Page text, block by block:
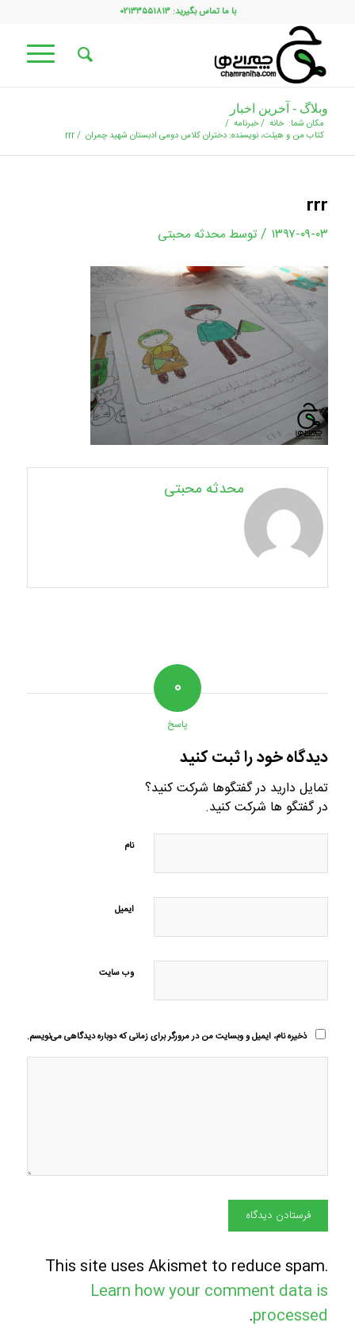
با ما تماس بگیرید: ۰۲۱۳۳۵۵۱۸۱۳
وبلاگ - آخرین اخبار
مکان شما: خانه /خبرنامه /
کتاب من و هیئت، نویسنده: دختران کلاس دومی ادبستان شهید چمران /
rrr
rrr
۱۳۹۷-۰۹-۰۳ / توسط محدثه محبتی
محدثه محبتی
۰
پاسخ
دیدگاه خود را ثبت کنید
تمایل دارید در گفتگوها شرکت کنید؟
در گفتگو ها شرکت کنید.
نام
ایمیل
وب‌ سایت
ذخیره نام، ایمیل و وبسایت من در مرورگر برای زمانی که دوباره دیدگاهی می‌نویسم.
This site uses Akismet to reduce spam.
Learn how your comment data is
processed
.